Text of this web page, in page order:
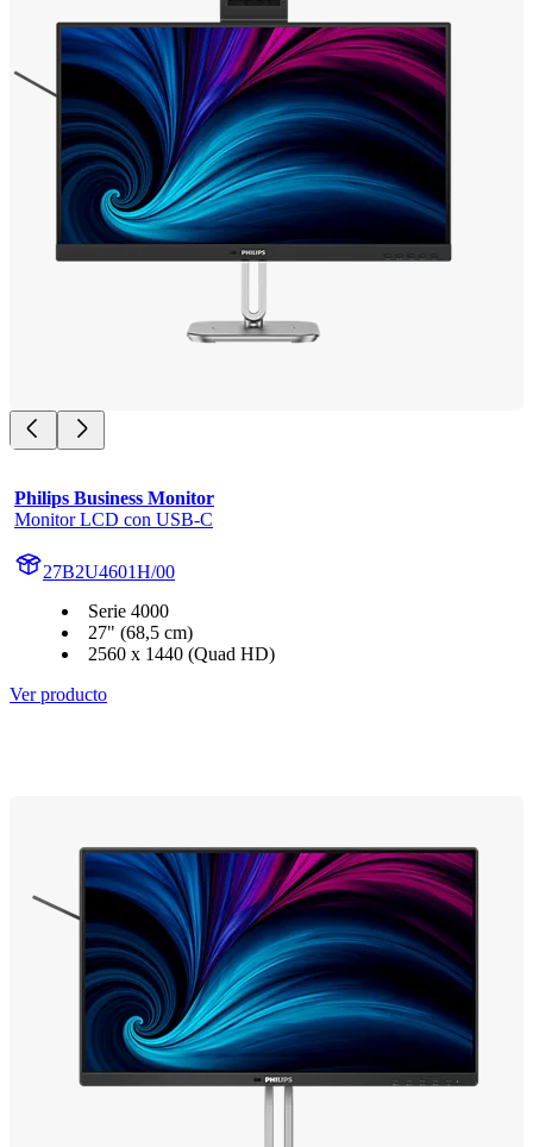
Philips Business Monitor
Monitor LCD con USB-C
27B2U4601H/00
Serie 4000
27" (68,5 cm)
2560 x 1440 (Quad HD)
Ver producto